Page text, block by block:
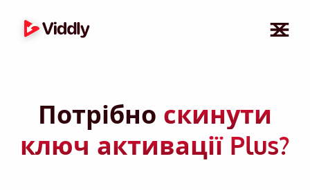
Потрібно скинути
ключ активації Plus?